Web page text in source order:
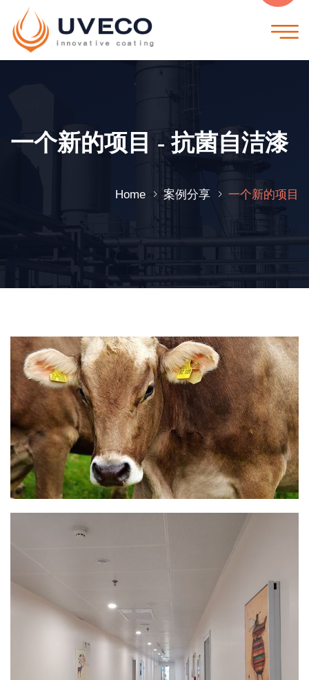
一个新的项目 - 抗菌自洁漆
Home 案例分享 一个新的项目